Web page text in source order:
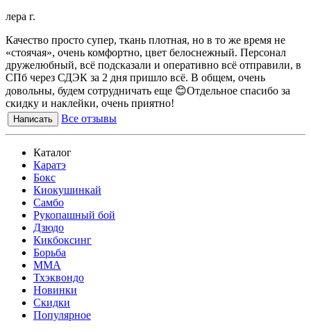
лера г.
Качество просто супер, ткань плотная, но в то же время не
«стоячая», очень комфортно, цвет белоснежный. Персонал
дружелюбный, всё подсказали и оперативно всё отправили, в
СПб через СДЭК за 2 дня пришло всё. В общем, очень
довольны, будем сотрудничать еще 😊Отдельное спасибо за
скидку и наклейки, очень приятно!
Написать Все отзывы
Каталог
Каратэ
Бокс
Киокушинкай
Самбо
Рукопашный бой
Дзюдо
Кикбоксинг
Борьба
MMA
Тхэквондо
Новинки
Скидки
Популярное